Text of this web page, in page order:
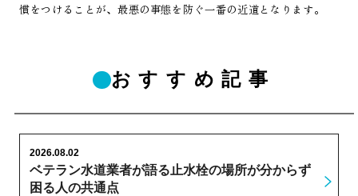
慣をつけることが、最悪の事態を防ぐ一番の近道となります。
おすすめ記事
ベテラン水道業者が語る止水栓の場所が分からず
困る人の共通点
2026.08.02